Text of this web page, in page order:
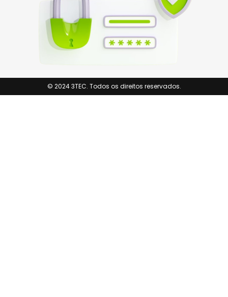
© 2024 3TEC. Todos os direitos reservados.